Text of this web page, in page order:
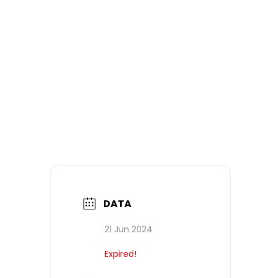
DATA
21 Jun 2024
Expired!